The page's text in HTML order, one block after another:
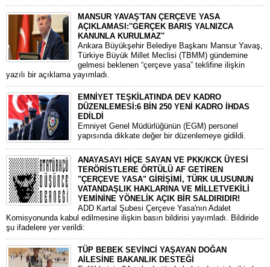
MANSUR YAVAŞ'TAN ÇERÇEVE YASA
AÇIKLAMASI:''GERÇEK BARIŞ YALNIZCA
KANUNLA KURULMAZ''
​Ankara Büyükşehir Belediye Başkanı Mansur Yavaş,
Türkiye Büyük Millet Meclisi (TBMM) gündemine
gelmesi beklenen “çerçeve yasa” teklifine ilişkin
yazılı bir açıklama yayımladı.
EMNİYET TEŞKİLATINDA DEV KADRO
DÜZENLEMESİ:6 BİN 250 YENİ KADRO İHDAS
EDİLDİ
​Emniyet Genel Müdürlüğünün (EGM) personel
yapısında dikkate değer bir düzenlemeye gidildi.
ANAYASAYI HİÇE SAYAN VE PKK/KCK ÜYESİ
TERÖRİSTLERE ÖRTÜLÜ AF GETİREN
"ÇERÇEVE YASA" GİRİŞİMİ, TÜRK ULUSUNUN
VATANDAŞLIK HAKLARINA VE MİLLETVEKİLİ
YEMİNİNE YÖNELİK AÇIK BİR SALDIRIDIR!
ADD Kartal Şubesi Çerçeve Yasa'nın Adalet
Komisyonunda kabul edilmesine ilişkin basın bildirisi yayımladı. Bildiride
şu ifadelere yer verildi:
TÜP BEBEK SEVİNCİ YAŞAYAN DOĞAN
AİLESİNE BAKANLIK DESTEĞİ